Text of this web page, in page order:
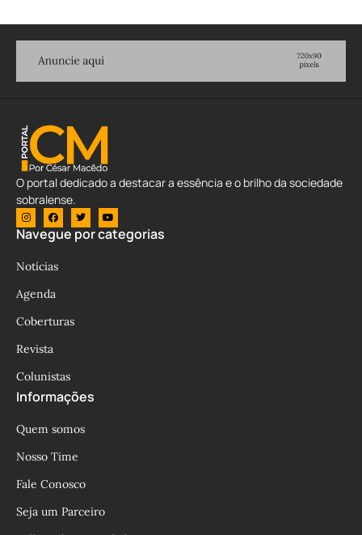
O portal dedicado a destacar a essência e o brilho da sociedade
sobralense.
Navegue por categorias
Notícias
Agenda
Coberturas
Revista
Colunistas
Informações
Quem somos
Nosso Time
Fale Conosco
Seja um Parceiro